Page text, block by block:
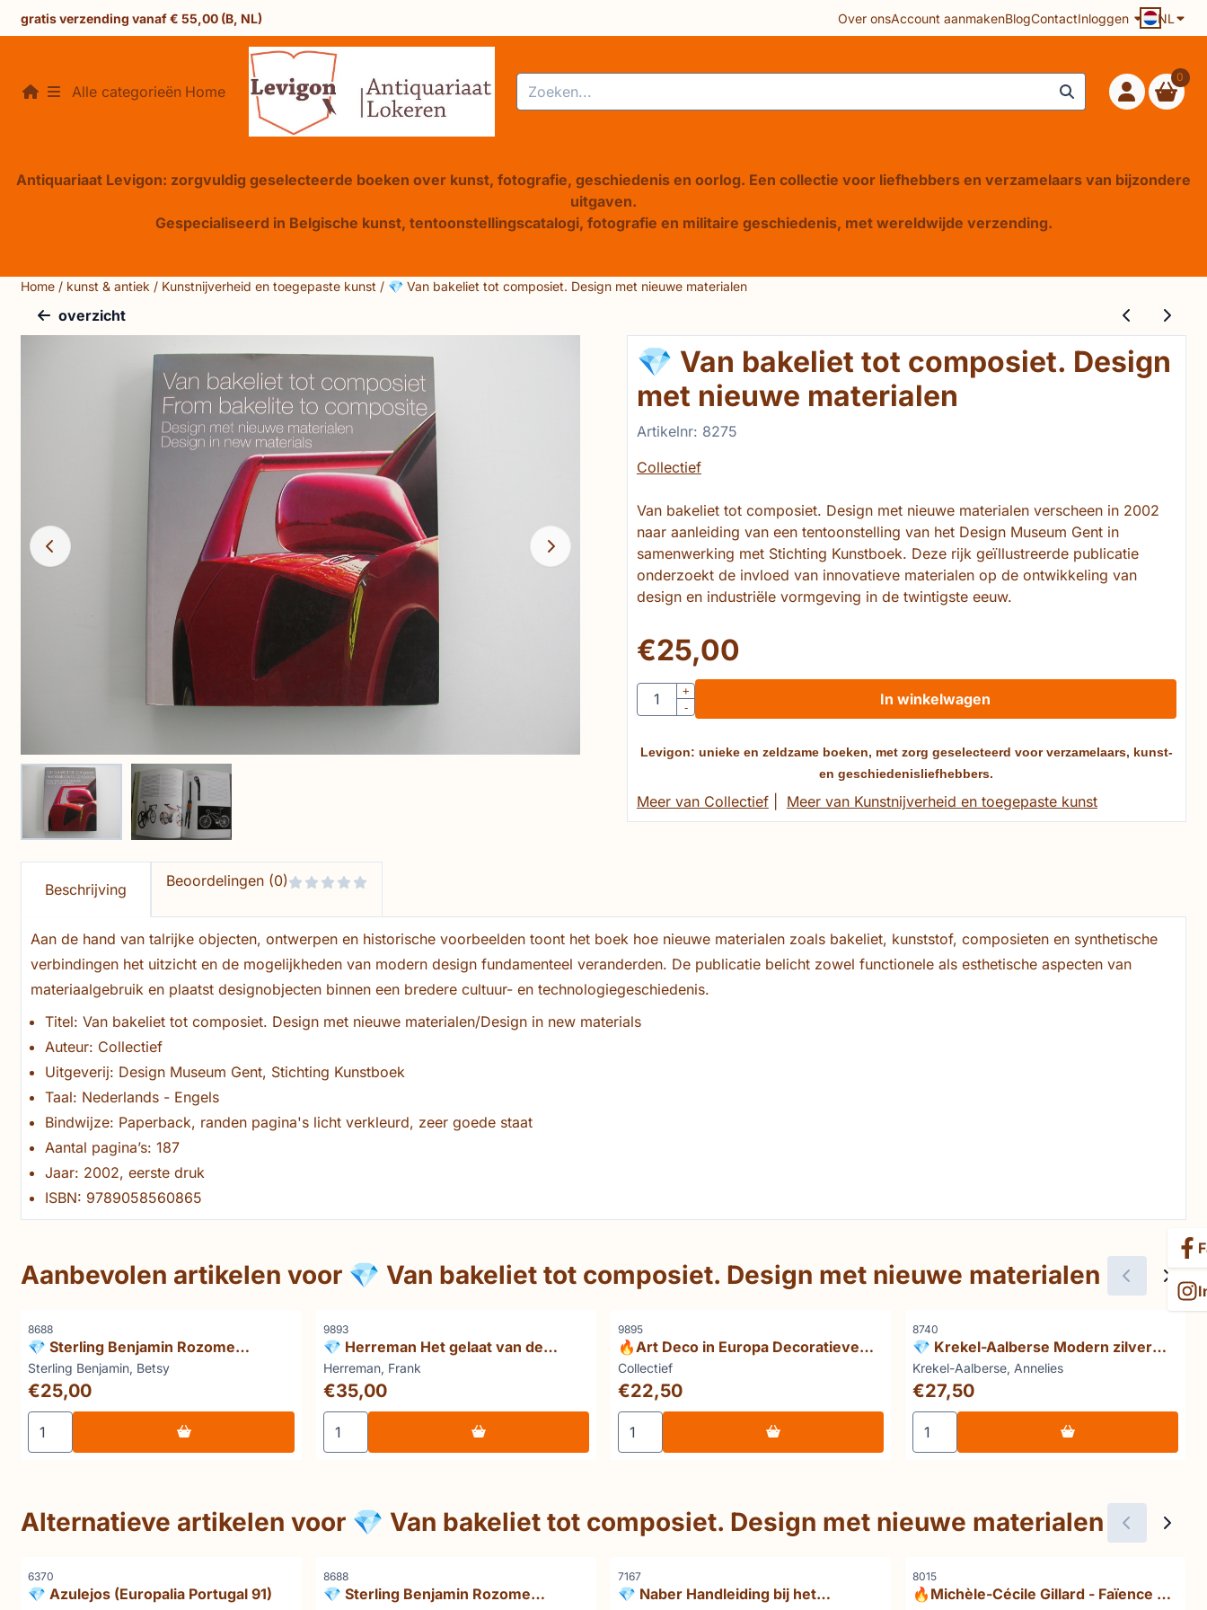
Cookievoorkeuren zijn beschikbaar. Kies instellingen of sta alle cookies toe.
gratis verzending vanaf € 55,00 (B, NL) Over onsAccount aanmakenBlogContactInloggen NL
Alle categorieën Home Zoeken 0
Antiquariaat Levigon: zorgvuldig geselecteerde boeken over kunst, fotografie, geschiedenis en oorlog. Een collectie voor liefhebbers en verzamelaars van bijzondere
uitgaven.
Gespecialiseerd in Belgische kunst, tentoonstellingscatalogi, fotografie en militaire geschiedenis, met wereldwijde verzending.
Home / kunst & antiek / Kunstnijverheid en toegepaste kunst / 💎 Van bakeliet tot composiet. Design met nieuwe materialen
overzicht
💎 Van bakeliet tot composiet. Design
met nieuwe materialen
Artikelnr: 8275
Collectief
Van bakeliet tot composiet. Design met nieuwe materialen verscheen in 2002
naar aanleiding van een tentoonstelling van het Design Museum Gent in
samenwerking met Stichting Kunstboek. Deze rijk geïllustreerde publicatie
onderzoekt de invloed van innovatieve materialen op de ontwikkeling van
design en industriële vormgeving in de twintigste eeuw.
€25,00
Aantal
+
-
In winkelwagen
Levigon: unieke en zeldzame boeken, met zorg geselecteerd voor verzamelaars, kunst-
en geschiedenisliefhebbers.
Meer van Collectief| Meer van Kunstnijverheid en toegepaste kunst
Beschrijving Beoordelingen (0)
Aan de hand van talrijke objecten, ontwerpen en historische voorbeelden toont het boek hoe nieuwe materialen zoals bakeliet, kunststof, composieten en synthetische
verbindingen het uitzicht en de mogelijkheden van modern design fundamenteel veranderden. De publicatie belicht zowel functionele als esthetische aspecten van
materiaalgebruik en plaatst designobjecten binnen een bredere cultuur- en technologiegeschiedenis.
Titel: Van bakeliet tot composiet. Design met nieuwe materialen/Design in new materials
Auteur: Collectief
Uitgeverij: Design Museum Gent, Stichting Kunstboek
Taal: Nederlands - Engels
Bindwijze: Paperback, randen pagina's licht verkleurd, zeer goede staat
Aantal pagina’s: 187
Jaar: 2002, eerste druk
ISBN: 9789058560865
Aanbevolen artikelen voor 💎 Van bakeliet tot composiet. Design met nieuwe materialen
Artikelnummer
8688
💎 Sterling Benjamin Rozome
Masters of Japan Wax Resist Textiles
Merk:
Sterling Benjamin, Betsy
Prijs: 25,00
€25,00
Aantal kiezen voor 💎 Sterling Benjamin Rozome Masters of Japan Wax Resist Textiles
Artikelnummer
9893
💎 Herreman Het gelaat van de
geesten: maskers uit het
Zaïrebekken
Merk:
Herreman, Frank
Prijs: 35,00
€35,00
Aantal kiezen voor 💎 Herreman Het gelaat van de geesten: maskers uit het Zaïrebekken
Artikelnummer
9895
🔥Art Deco in Europa Decoratieve
tendensen
Merk:
Collectief
Prijs: 22,50
€22,50
Aantal kiezen voor 🔥Art Deco in Europa Decoratieve tendensen
Artikelnummer
8740
💎 Krekel-Aalberse Modern zilver
1880-1940
Merk:
Krekel-Aalberse, Annelies
Prijs: 27,50
€27,50
Aantal kiezen voor 💎 Krekel-Aalberse
Alternatieve artikelen voor 💎 Van bakeliet tot composiet. Design met nieuwe materialen
Artikelnummer
6370
💎 Azulejos (Europalia Portugal 91)
Artikelnummer
8688
💎 Sterling Benjamin Rozome
Artikelnummer
7167
💎 Naber Handleiding bij het
Artikelnummer
8015
🔥Michèle-Cécile Gillard - Faïence de